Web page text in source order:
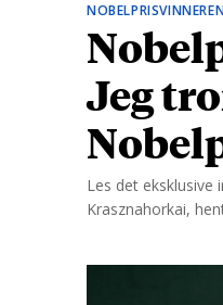
Jeg
Les det
Krasznahorkai,